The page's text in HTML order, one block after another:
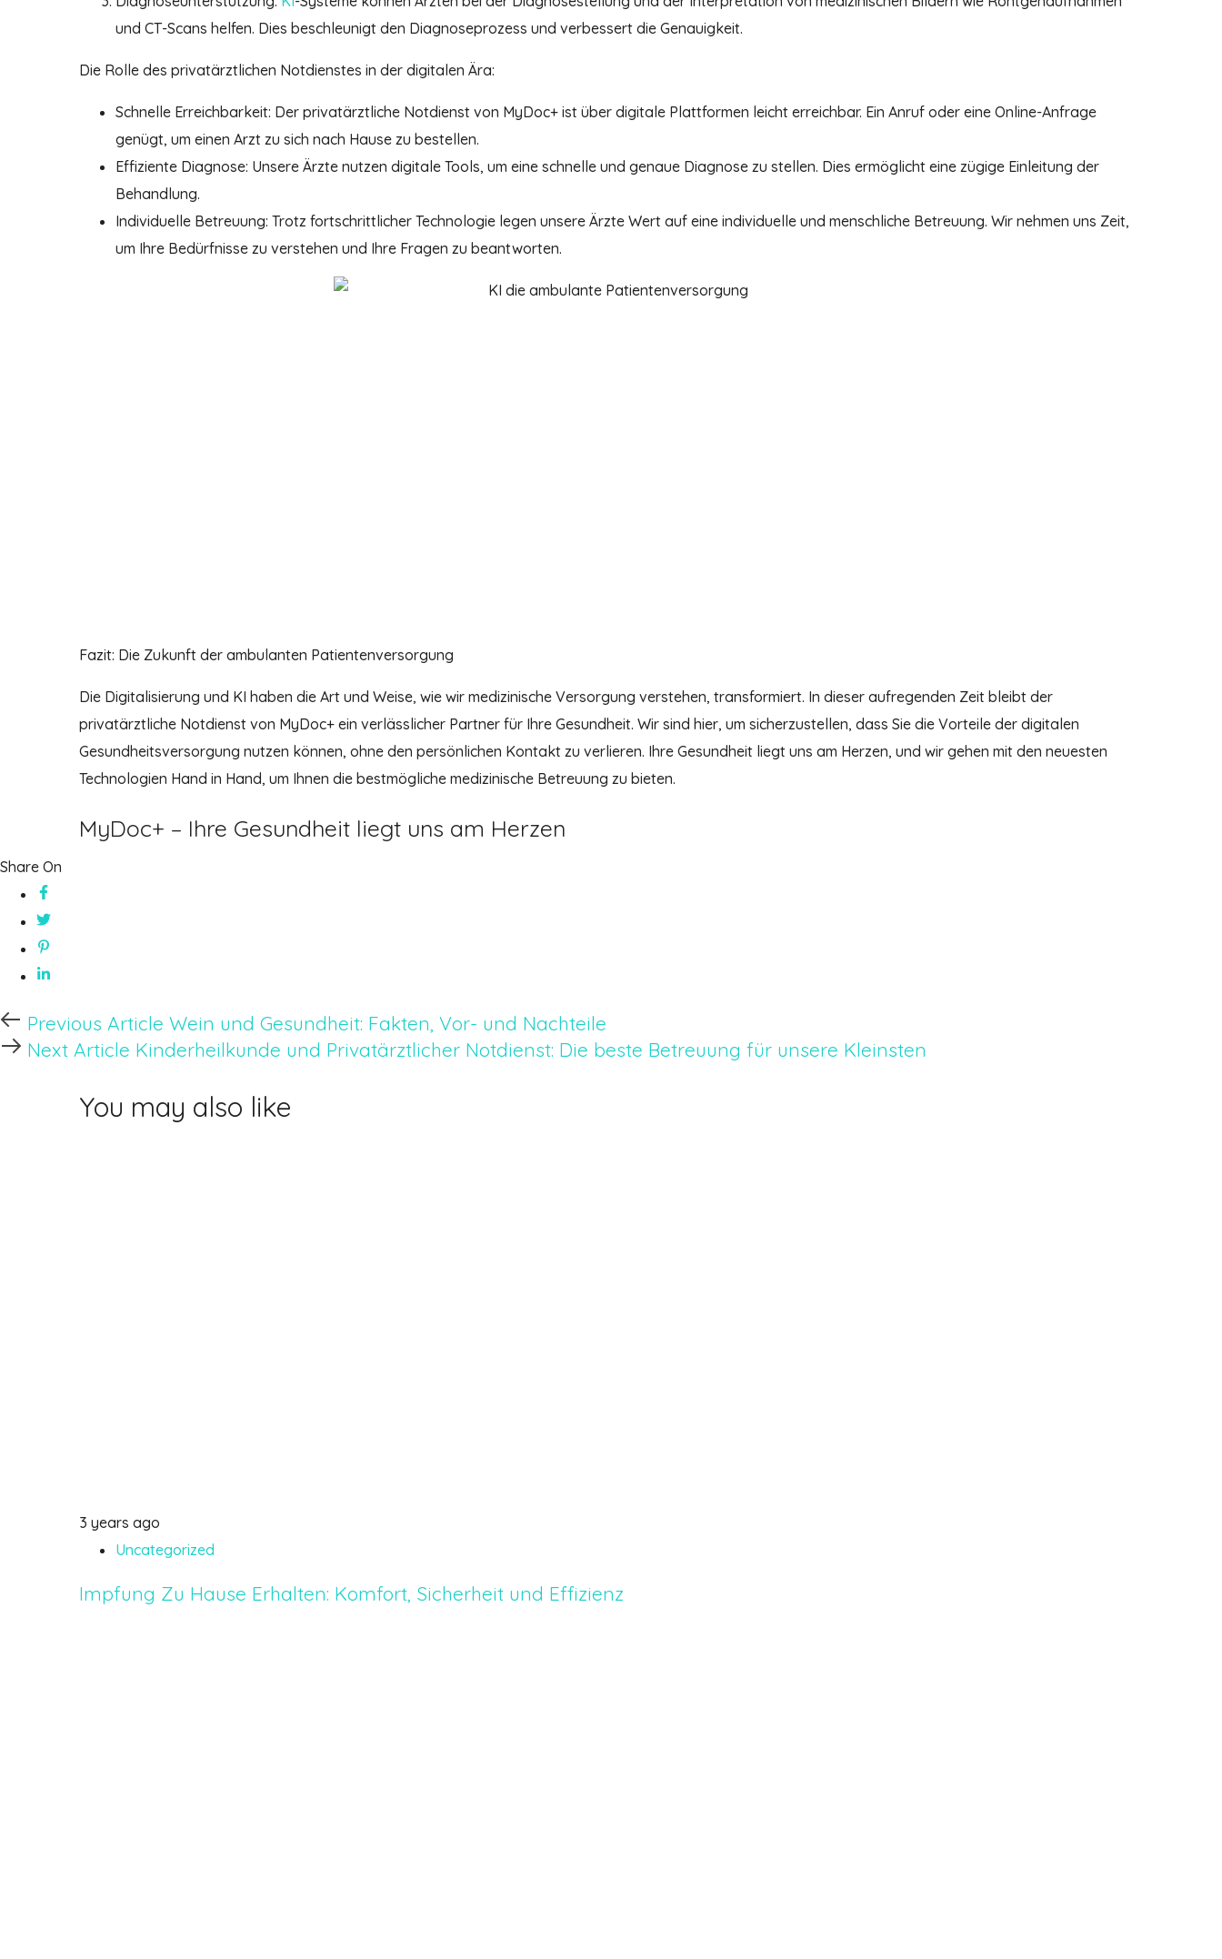
und CT-Scans helfen. Dies beschleunigt den Diagnoseprozess und verbessert die Genauigkeit.
Die Rolle des privatärztlichen Notdienstes in der digitalen Ära:
Schnelle Erreichbarkeit: Der privatärztliche Notdienst von MyDoc+ ist über digitale Plattformen leicht erreichbar. Ein Anruf oder eine Online-Anfrage
genügt, um einen Arzt zu sich nach Hause zu bestellen.
Effiziente Diagnose: Unsere Ärzte nutzen digitale Tools, um eine schnelle und genaue Diagnose zu stellen. Dies ermöglicht eine zügige Einleitung der
Behandlung.
Individuelle Betreuung: Trotz fortschrittlicher Technologie legen unsere Ärzte Wert auf eine individuelle und menschliche Betreuung. Wir nehmen uns Zeit,
um Ihre Bedürfnisse zu verstehen und Ihre Fragen zu beantworten.
Fazit: Die Zukunft der ambulanten Patientenversorgung
Die Digitalisierung und KI haben die Art und Weise, wie wir medizinische Versorgung verstehen, transformiert. In dieser aufregenden Zeit bleibt der
privatärztliche Notdienst von MyDoc+ ein verlässlicher Partner für Ihre Gesundheit. Wir sind hier, um sicherzustellen, dass Sie die Vorteile der digitalen
Gesundheitsversorgung nutzen können, ohne den persönlichen Kontakt zu verlieren. Ihre Gesundheit liegt uns am Herzen, und wir gehen mit den neuesten
Technologien Hand in Hand, um Ihnen die bestmögliche medizinische Betreuung zu bieten.
MyDoc+ – Ihre Gesundheit liegt uns am Herzen
Share On
Previous
Article
Previous Article Wein und Gesundheit: Fakten, Vor- und Nachteile
NextNext Article Kinderheilkunde und Privatärztlicher Notdienst: Die beste Betreuung für unsere Kleinsten
You may also like
3 years ago
Uncategorized
Impfung Zu Hause Erhalten: Komfort, Sicherheit und Effizienz